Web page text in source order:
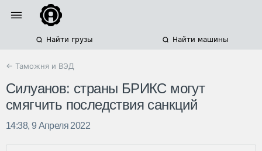
Найти грузы Найти машины
← Таможня и ВЭД
Силуанов: страны БРИКС могут
смягчить последствия санкций
14:38, 9 Апреля 2022